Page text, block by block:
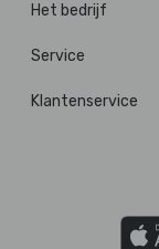
Het bedrijf
Service
Klantenservice